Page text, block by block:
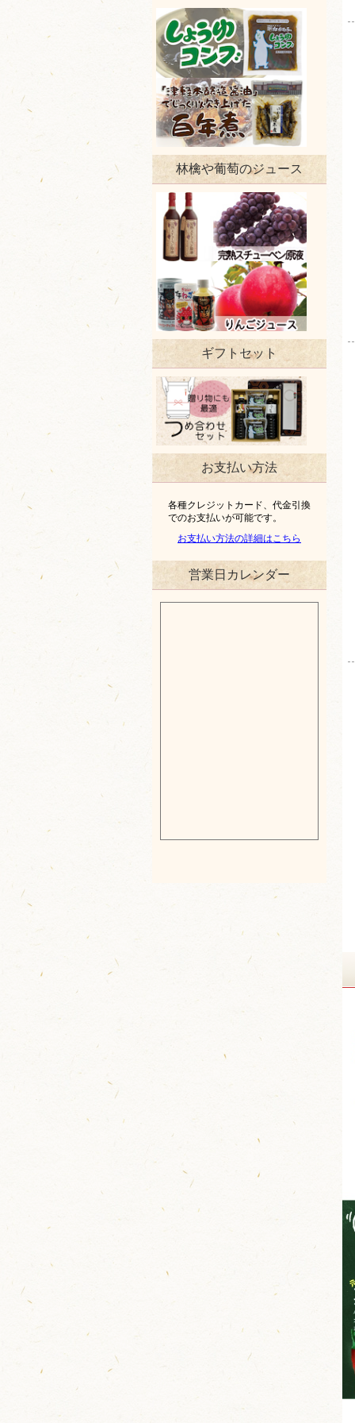
林檎や葡萄のジュース
ギフトセット
お支払い方法
各種クレジットカード、代金引換
でのお支払いが可能です。
お支払い方法の詳細はこちら
営業日カレンダー